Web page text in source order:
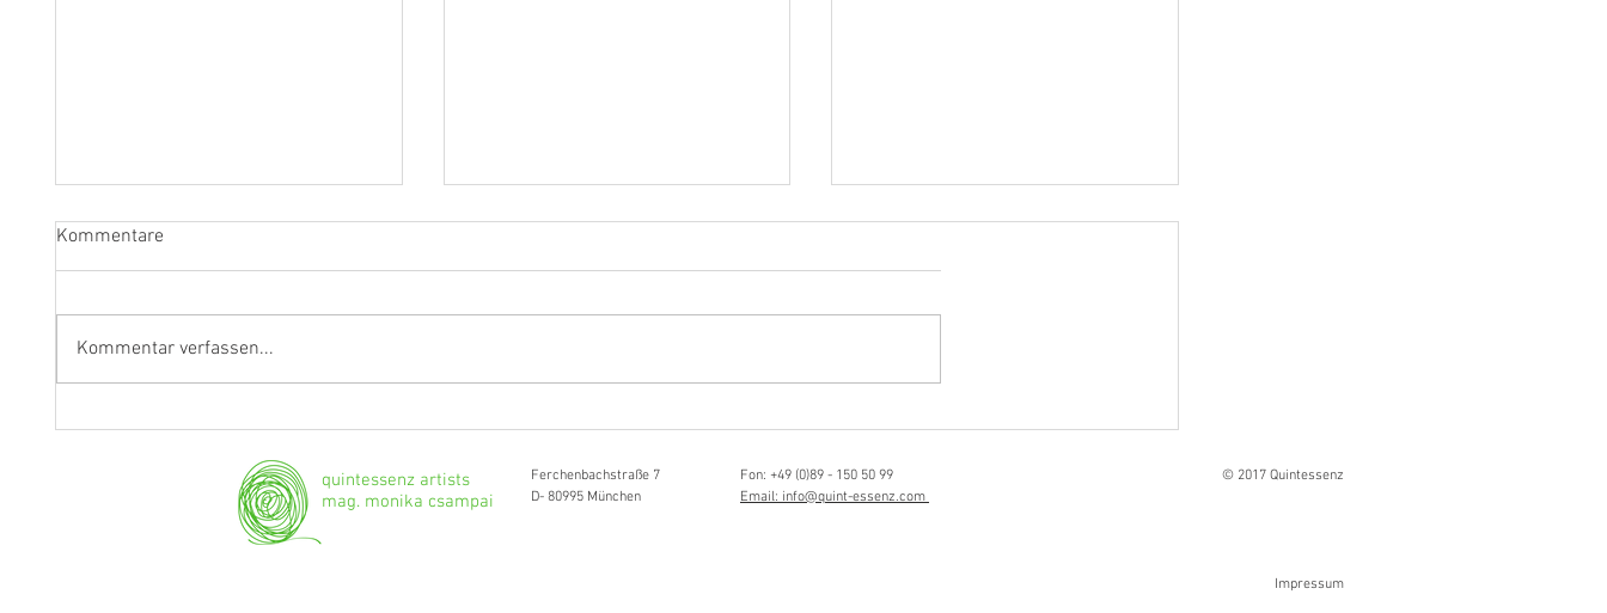
Kommentare
Kommentar verfassen...
quintessenz artists
mag. monika csampai
Ferchenbachstraße 7
D- 80995 München
Fon: +49 (0)89 - 150 50 99
Email: info@quint-essenz.com
© 2017 Quintessenz
Impressum